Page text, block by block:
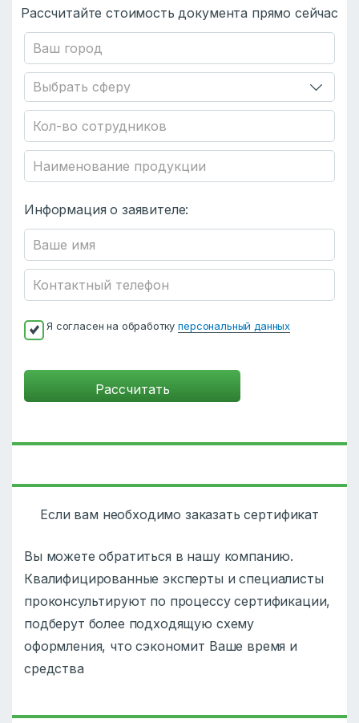
Рассчитайте стоимость документа прямо сейчас
Информация о заявителе:
Я согласен на обработкуперсональный данных
Если вам необходимо заказать сертификат
Вы можете обратиться в нашу компанию.
Квалифицированные эксперты и специалисты
проконсультируют по процессу сертификации,
подберут более подходящую схему
оформления, что сэкономит Ваше время и
средства